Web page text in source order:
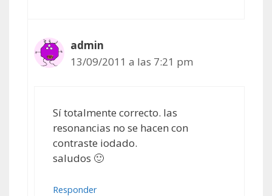
admin
13/09/2011 a las 7:21 pm
Sí totalmente correcto. las
resonancias no se hacen con
contraste iodado.
saludos 🙂
Responder